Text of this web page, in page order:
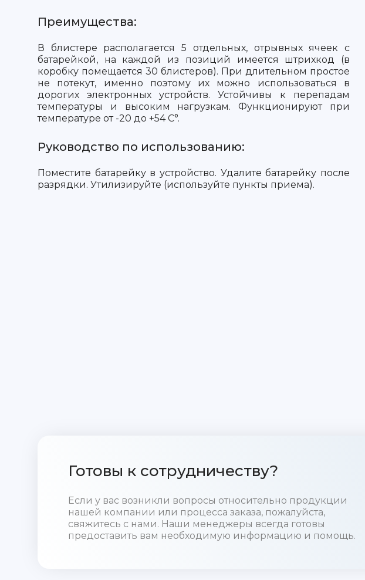
Преимущества:
В блистере располагается 5 отдельных, отрывных ячеек с
батарейкой, на каждой из позиций имеется штрихкод (в
коробку помещается 30 блистеров). При длительном простое
не потекут, именно поэтому их можно использоваться в
дорогих электронных устройств. Устойчивы к перепадам
температуры и высоким нагрузкам. Функционируют при
температуре от -20 до +54 С°.
Руководство по использованию:
Поместите батарейку в устройство. Удалите батарейку после
разрядки. Утилизируйте (используйте пункты приема).
Готовы к сотрудничеству?
Если у вас возникли вопросы относительно продукции
нашей компании или процесса заказа, пожалуйста,
свяжитесь с нами. Наши менеджеры всегда готовы
предоставить вам необходимую информацию и помощь.